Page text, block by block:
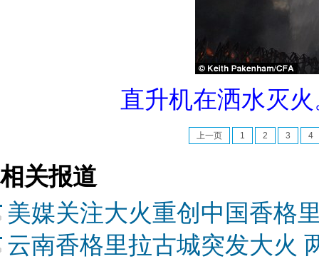
直升机在洒水灭
上一页 1 2 3 4
相关报道
美媒关注大火重创中国香格
云南香格里拉古城突发大火